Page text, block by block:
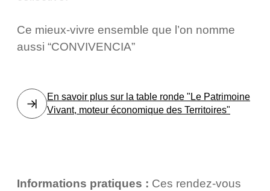
Ce mieux-vivre ensemble que l’on nomme
aussi “CONVIVENCIA”
En savoir plus sur la table ronde "Le Patrimoine
Vivant, moteur économique des Territoires"
Informations pratiques : Ces rendez-vous